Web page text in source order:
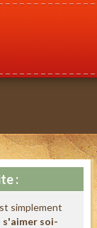
:
simplement
s'aimer soi-